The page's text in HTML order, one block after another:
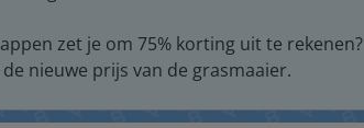
zet je om 75% korting uit te rekenen?
nieuwe prijs van de grasmaaier.